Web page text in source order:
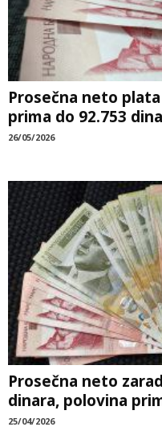
Prosečna neto
prima do 92.753
26/05/2026
Prosečna neto
dinara, polovina
25/04/2026